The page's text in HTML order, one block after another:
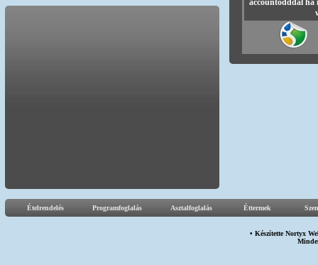
accountodddal ha
Ételrendelés Programfoglalás Asztalfoglalás Éttermek
• KészítetteNortyx